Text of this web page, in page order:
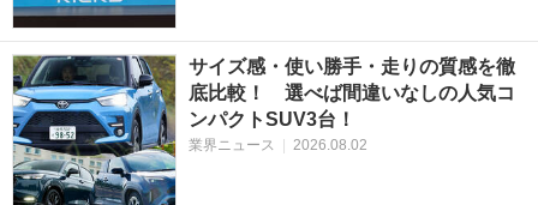
サイズ感・使い勝手・走りの質感を徹
底比較！ 選べば間違いなしの人気コ
ンパクトSUV3台！
業界ニュース 2026.08.02